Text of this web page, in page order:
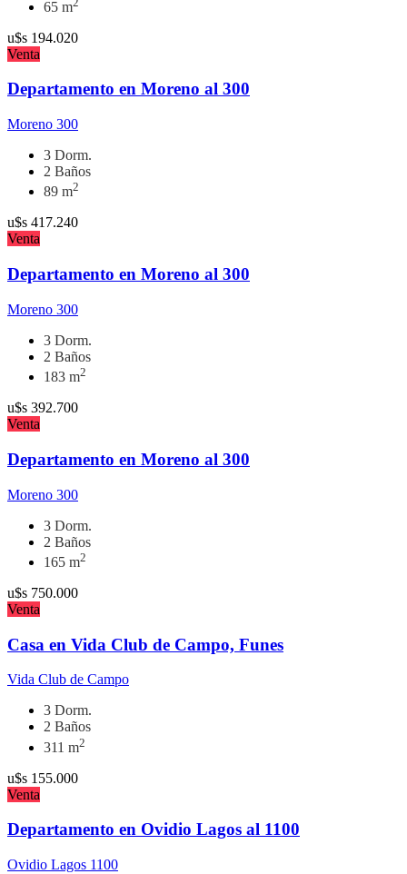
65 m
u$s 194.020
Venta
Departamento en Moreno al 300
Moreno 300
3 Dorm.
2 Baños
89 m2
u$s 417.240
Venta
Departamento en Moreno al 300
Moreno 300
3 Dorm.
2 Baños
183 m2
u$s 392.700
Venta
Departamento en Moreno al 300
Moreno 300
3 Dorm.
2 Baños
165 m2
u$s 750.000
Venta
Casa en Vida Club de Campo, Funes
Vida Club de Campo
3 Dorm.
2 Baños
311 m2
u$s 155.000
Venta
Departamento en Ovidio Lagos al 1100
Ovidio Lagos 1100